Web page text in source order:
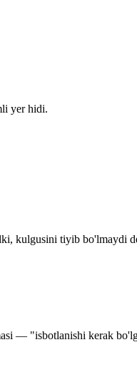
yer hidi.
kulgusini tiyib bo'lmaydi
— "isbotlanishi kerak